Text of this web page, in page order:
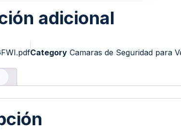
adicional
Category Camaras de Seguridad para